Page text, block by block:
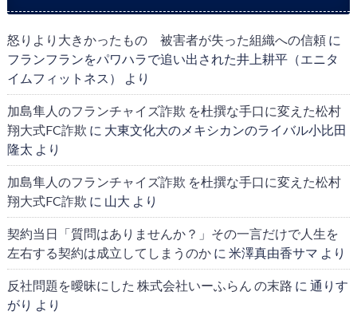
怒りより大きかったもの 被害者が失った組織への信頼に
フランフランをパワハラで追い出された井上耕平（エニタ
イムフィットネス）
より
加島隼人のフランチャイズ詐欺 を杜撰な手口に変えた松村
翔大式FC詐欺 に 大東文化大のメキシカンのライバル小比田
隆太 より
加島隼人のフランチャイズ詐欺 を杜撰な手口に変えた松村
翔大式FC詐欺 に 山大 より
契約当日「質問はありませんか？」その一言だけで人生を
左右する契約は成立してしまうのかに 米澤真由香サマ より
反社問題を曖昧にした 株式会社いーふらん の末路 に 通りす
がり より